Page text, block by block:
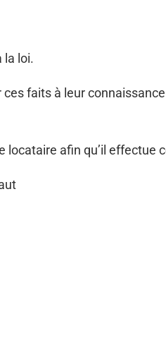
la loi.
faits à leur
locataire afin qu’il effectue